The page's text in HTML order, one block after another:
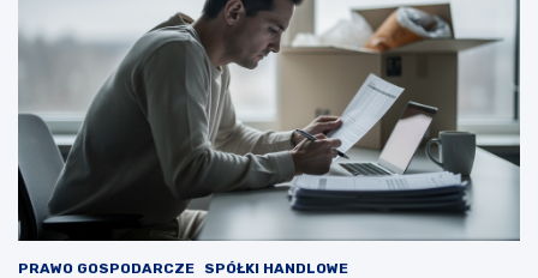
PRAWO GOSPODARCZE SPÓŁKI HANDLOWE